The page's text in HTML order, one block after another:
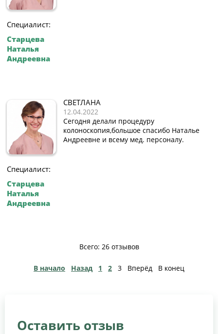
Специалист:
Старцева
Наталья
Андреевна
Специалист:
Старцева
Наталья
Андреевна
СВЕТЛАНА
12.04.2022
Сегодня делали процедуру
колоноскопия,большое спасибо Наталье
Андреевне и всему мед. персоналу.
Всего: 26 отзывов
В начало Назад 1 2 3 Вперёд В конец
Оставить отзыв